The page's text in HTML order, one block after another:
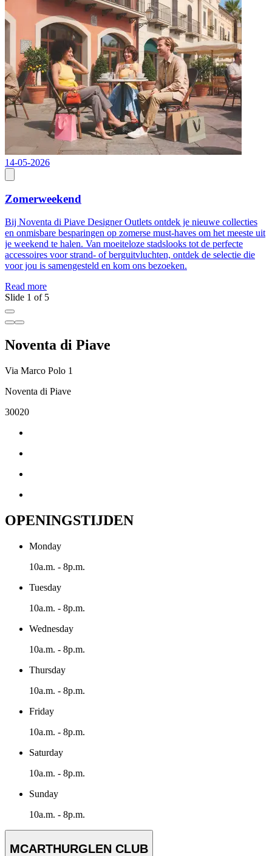
14-05-2026
Zomerweekend
Bij Noventa di Piave Designer Outlets ontdek je nieuwe collecties
en onmisbare besparingen op zomerse must-haves om het meeste uit
je weekend te halen. Van moeiteloze stadslooks tot de perfecte
accessoires voor strand- of berguitvluchten, ontdek de selectie die
voor jou is samengesteld en kom ons bezoeken.
Read more
Slide 1 of 5
Noventa di Piave
Via Marco Polo 1
Noventa di Piave
30020
OPENINGSTIJDEN
Monday
10a.m. - 8p.m.
Tuesday
10a.m. - 8p.m.
Wednesday
10a.m. - 8p.m.
Thursday
10a.m. - 8p.m.
Friday
10a.m. - 8p.m.
Saturday
10a.m. - 8p.m.
Sunday
10a.m. - 8p.m.
MCARTHURGLEN CLUB